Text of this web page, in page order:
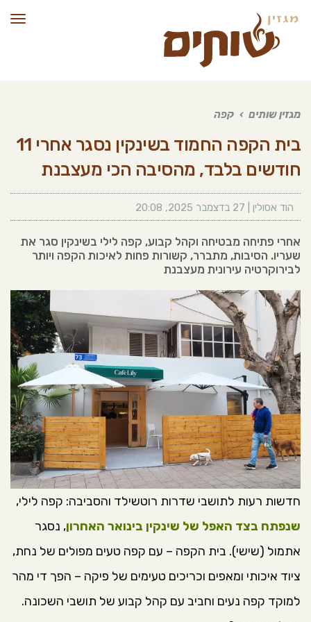
מגזין שותים › קפה
בית הקפה החמוד בשינקין נסגר אחרי 11
חודשים בלבד, מהסיבה הכי מעצבנת
הוד אסולין 27 בדצמבר 2025 ,
20:08
אחרי פתיחה מבטיחה וקהל קבוע, קפה לילי בשינקין סגר את
שעריו. הסיבות, מתברר, קשורות פחות לאיכות הקפה ויותר
לבירוקרטיה עירונית מעצבנת
חדשות רעות לתושבי שדרות רוטשילד והסביבה: קפה לילי,
שנפתח בצד האפל של שינקין בינואר האחרון, נסגר
אתמול (שישי). בית הקפה – עם קפה טעים מפולים של נחת,
ציוד איכותי ומאפים וכריכים טעימים של פיקה – הפך די מהר
למוקד קפה נעים וחביב עם קהל קבוע של תושבי השכונה.